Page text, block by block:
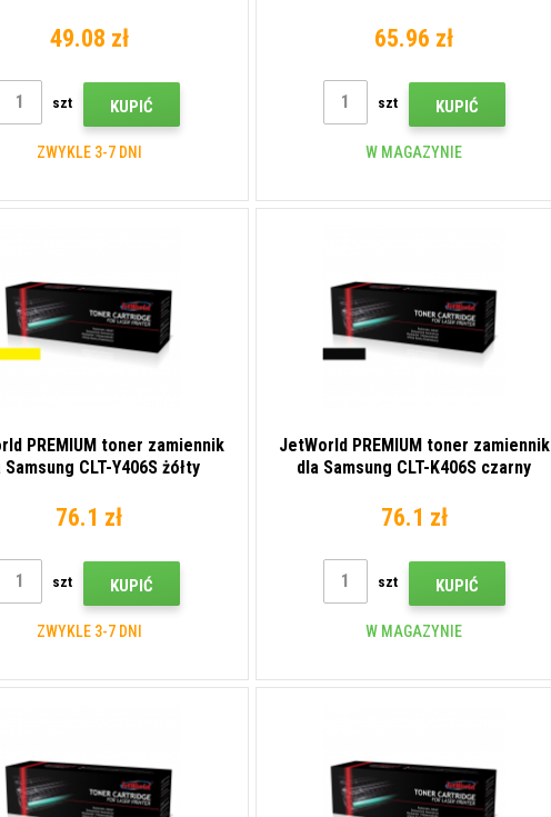
49.08 zł
szt KUPIĆ
ZWYKLE 3-7 DNI
65.96 zł
szt KUPIĆ
W MAGAZYNIE
PREMIUM toner zamiennik
Samsung CLT-Y406S żółty
76.1 zł
szt KUPIĆ
ZWYKLE 3-7 DNI
JetWorld PREMIUM toner zamiennik
dla Samsung CLT-K406S czarny
76.1 zł
szt KUPIĆ
W MAGAZYNIE